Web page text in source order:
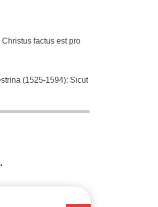
factus est pro
(1525-1594): Sicut